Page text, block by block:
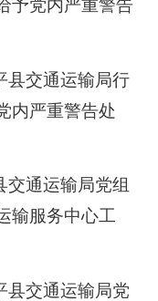
予党内严重警告
交通运输局行
内严重警告处
通运输局党组
输服务中心工
交通运输局党